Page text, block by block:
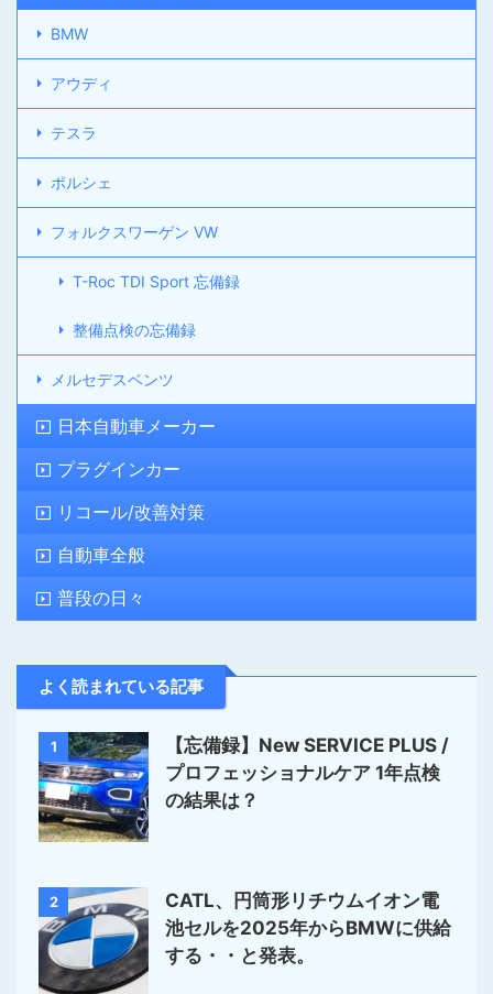
BMW
アウディ
テスラ
ポルシェ
フォルクスワーゲン VW
T-Roc TDI Sport 忘備録
整備点検の忘備録
メルセデスベンツ
日本自動車メーカー
プラグインカー
リコール/改善対策
自動車全般
普段の日々
よく読まれている記事
1
【忘備録】New SERVICE PLUS /
プロフェッショナルケア 1年点検
の結果は？
2
CATL、円筒形リチウムイオン電
池セルを2025年からBMWに供給
する・・と発表。